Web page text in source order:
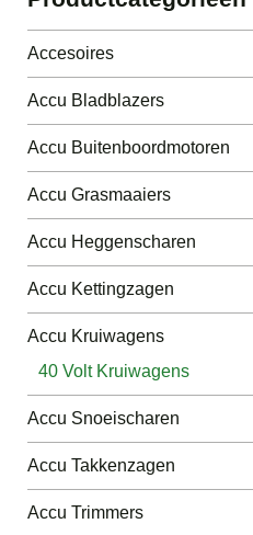
Accesoires
Accu Bladblazers
Accu Buitenboordmotoren
Accu Grasmaaiers
Accu Heggenscharen
Accu Kettingzagen
Accu Kruiwagens
40 Volt Kruiwagens
Accu Snoeischaren
Accu Takkenzagen
Accu Trimmers